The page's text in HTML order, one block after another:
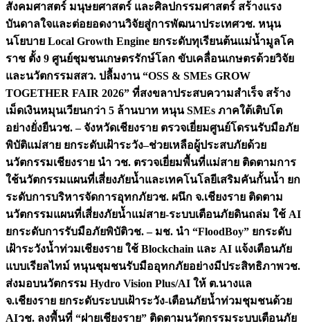
สังคมศาสตร์ มนุษยศาสตร์ และศิลปกรรมศาสตร์ สร้างแรง
บันดาลใจและต่อยอดงานวิจัยสู่การพัฒนาประเทศวช. หนุน
นโยบาย Local Growth Engine ยกระดับทุเรียนต้นแม่น้ำมูลโค
ราช ตั้ง 9 ศูนย์ชุมชนเกษตรรักษ์โลก ขับเคลื่อนเกษตรด้วยวิจัย
และนวัตกรรมสสว. ปลื้มงาน “OSS & SMEs GROW
TOGETHER FAIR 2026” ที่สงขลาประสบความสำเร็จ สร้าง
เม็ดเงินหมุนเวียนกว่า 5 ล้านบาท หนุน SMEs ภาคใต้เติบโต
อย่างยั่งยืนวช. – จังหวัดเชียงราย ตรวจเยี่ยมศูนย์โดรนรับมือภัย
พิบัติแม่สาย ยกระดับเฝ้าระวัง–ช่วยเหลือผู้ประสบภัยด้วย
นวัตกรรมเชียงราย นำ วช. ตรวจเยี่ยมพื้นที่แม่สาย ติดตามการ
ใช้นวัตกรรมแผนที่เสี่ยงภัยน้ำและเทคโนโลยีเสริมคันกั้นน้ำ ยก
ระดับการบริหารจัดการอุทกภัยวช. ผนึก จ.เชียงราย ติดตาม
นวัตกรรมแผนที่เสี่ยงภัยน้ำแม่สาย-ระบบเตือนภัยดินถล่ม ใช้ AI
ยกระดับการรับมือภัยพิบัติวช. – มช. นำ “FloodBoy” ยกระดับ
เฝ้าระวังน้ำท่วมเชียงราย ใช้ Blockchain และ AI แจ้งเตือนภัย
แบบเรียลไทม์ หนุนชุมชนรับมืออุทกภัยอย่างมีประสิทธิภาพวช.
ส่งมอบนวัตกรรม Hydro Vision Plus/AI ให้ ต.นางแล
จ.เชียงราย ยกระดับระบบเฝ้าระวัง-เตือนภัยน้ำท่วมชุมชนด้วย
AIวช. ลงพื้นที่ “ฝายเชียงราย” ติดตามนวัตกรรมระบบเตือนภัย